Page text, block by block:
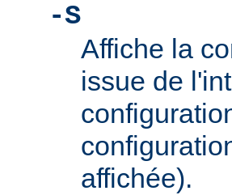
-S
Affiche la
issue de
affichée).